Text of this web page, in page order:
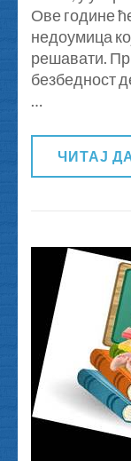
Ове године
недоумица
решавати.
безбедност
…
ЧИТАЈ